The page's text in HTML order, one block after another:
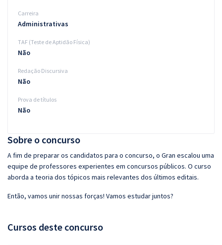
Sobre o concurso
A fim de preparar os candidatos para o concurso, o Gran escalou uma
equipe de professores experientes em concursos públicos. O curso
aborda a teoria dos tópicos mais relevantes dos últimos editais.
Então, vamos unir nossas forças! Vamos estudar juntos?
Cursos deste concurso
Carreira
Administrativas
TAF (Teste de Aptidão Física)
Não
Redação Discursiva
Não
Prova de títulos
Não